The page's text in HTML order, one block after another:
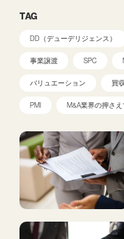
TAG
DD（デューデリジェンス）
事業譲渡 SPC
バリュエーション 買収
PMI M&A業界の押さ